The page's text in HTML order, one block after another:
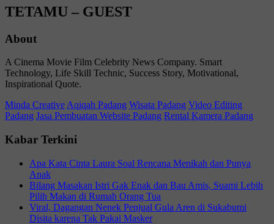
TETAMU – GUEST
About
A Cinema Movie Film Celebrity News Company. Smart
Technology, Life Skill Technic, Success Story, Motivational,
Inspirational Quote.
Minda Creative Aqiqah Padang Wisata Padang Video Editing
Padang Jasa Pembuatan Website Padang Rental Kamera Padang
Kabar Terkini
Apa Kata Cinta Laura Soal Rencana Menikah dan Punya
Anak
Bilang Masakan Istri Gak Enak dan Bau Amis, Suami Lebih
Pilih Makan di Rumah Orang Tua
Viral, Dagangan Nenek Penjual Gula Aren di Sukabumi
Disita karena Tak Pakai Masker